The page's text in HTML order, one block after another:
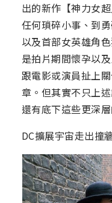
出的新作【神力女
任何瑣碎小事、到
以及首部女英雄角
是拍片期間懷孕以
跟電影或演員扯上
章。但其實不只上
還有底下這些更深層
DC擴展宇宙走出撞